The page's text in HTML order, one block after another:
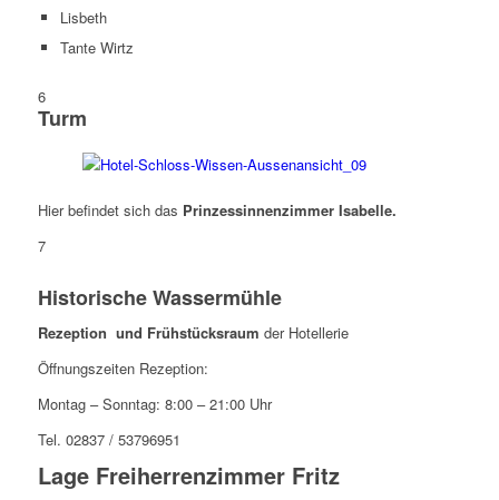
Lisbeth
Tante Wirtz
6
Turm
Hier befindet sich das Prinzessinnenzimmer Isabelle.
7
Historische Wassermühle
Rezeption und Frühstücksraum der Hotellerie
Öffnungszeiten Rezeption:
Montag – Sonntag: 8:00 – 21:00 Uhr
Tel. 02837 / 53796951
Lage Freiherrenzimmer Fritz